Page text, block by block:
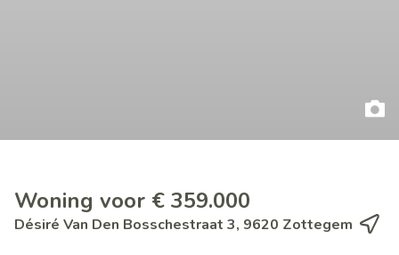
Woning voor € 359.000
Désiré Van Den Bosschestraat 3, 9620 Zottegem